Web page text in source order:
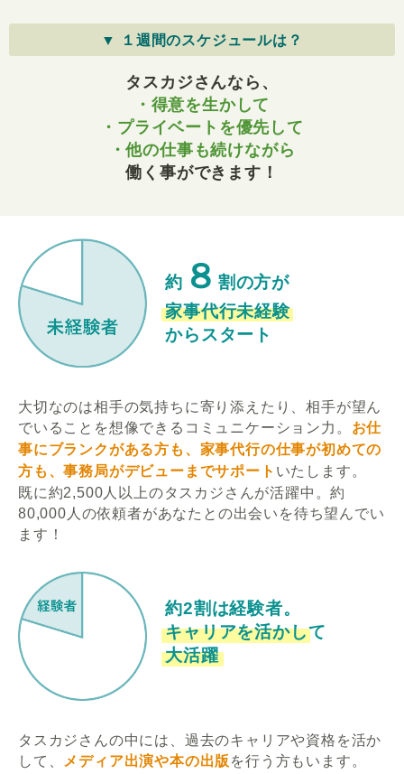
▼ １週間のスケジュールは？
タスカジさんなら、
・得意を生かして
・プライベートを優先して
・他の仕事も続けながら
働く事ができます！
約 ８ 割の方が
家事代行未経験
からスタート
大切なのは相手の気持ちに寄り添えたり、相手が望ん
でいることを想像できるコミュニケーション力。 お仕
事にブランクがある方も、家事代行の仕事が初めての
方も、事務局がデビューまでサポート いたします。
既に約2,500人以上のタスカジさんが活躍中。約
80,000人の依頼者があなたとの出会いを待ち望んでい
ます！
約2割は経験者。
キャリアを活かして
大活躍
タスカジさんの中には、過去のキャリアや資格を活か
して、
メディア出演や本の出版 を行う方もいます。